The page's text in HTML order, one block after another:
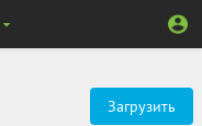
Загрузить